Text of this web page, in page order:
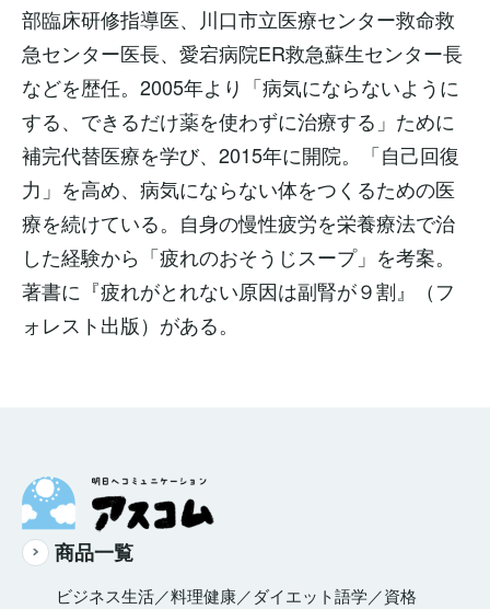
部臨床研修指導医、川口市立医療センター救命救
急センター医長、愛宕病院ER救急蘇生センター長
などを歴任。2005年より「病気にならないように
する、できるだけ薬を使わずに治療する」ために
補完代替医療を学び、2015年に開院。「自己回復
力」を高め、病気にならない体をつくるための医
療を続けている。自身の慢性疲労を栄養療法で治
した経験から「疲れのおそうじスープ」を考案。
著書に『疲れがとれない原因は副腎が９割』（フ
ォレスト出版）がある。
商品一覧
ビジネス生活／料理健康／ダイエット語学／資格